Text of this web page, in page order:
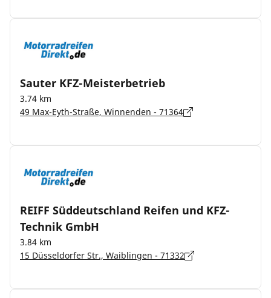
Sauter KFZ-Meisterbetrieb
3.74 km
49 Max-Eyth-Straße, Winnenden - 71364
REIFF Süddeutschland Reifen und KFZ-
Technik GmbH
3.84 km
15 Düsseldorfer Str., Waiblingen - 71332